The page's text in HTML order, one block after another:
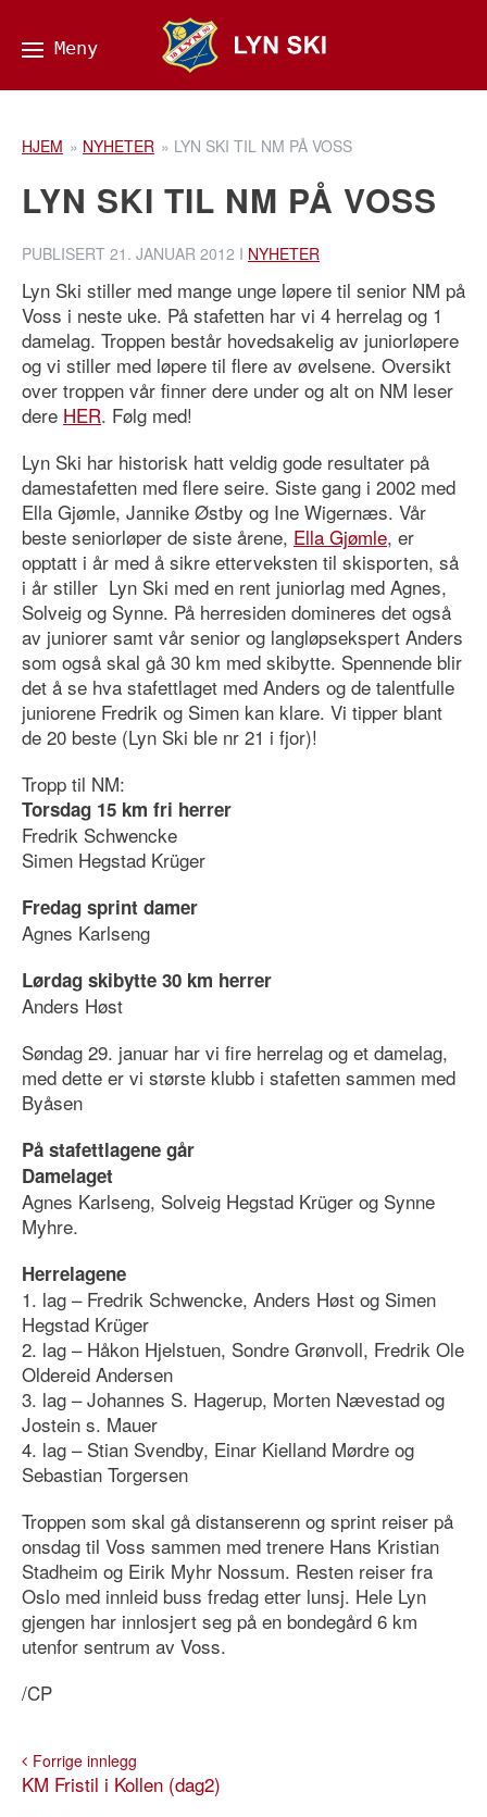
HJEM » NYHETER » LYN SKI TIL NM PÅ VOSS
LYN SKI TIL NM PÅ VOSS
PUBLISERT 21. JANUAR 2012 I NYHETER
Lyn Ski stiller med mange unge løpere til senior NM på
Voss i neste uke. På stafetten har vi 4 herrelag og 1
damelag. Troppen består hovedsakelig av juniorløpere
og vi stiller med løpere til flere av øvelsene. Oversikt
over troppen vår finner dere under og alt on NM leser
dere HER. Følg med!
Lyn Ski har historisk hatt veldig gode resultater på
damestafetten med flere seire. Siste gang i 2002 med
Ella Gjømle, Jannike Østby og Ine Wigernæs. Vår
beste seniorløper de siste årene, Ella Gjømle, er
opptatt i år med å sikre etterveksten til skisporten, så
i år stiller Lyn Ski med en rent juniorlag med Agnes,
Solveig og Synne. På herresiden domineres det også
av juniorer samt vår senior og langløpsekspert Anders
som også skal gå 30 km med skibytte. Spennende blir
det å se hva stafettlaget med Anders og de talentfulle
juniorene Fredrik og Simen kan klare. Vi tipper blant
de 20 beste (Lyn Ski ble nr 21 i fjor)!
Tropp til NM:
Torsdag 15 km fri herrer
Fredrik Schwencke
Simen Hegstad Krüger
Fredag sprint damer
Agnes Karlseng
Lørdag skibytte 30 km herrer
Anders Høst
Søndag 29. januar har vi fire herrelag og et damelag,
med dette er vi største klubb i stafetten sammen med
Byåsen
På stafettlagene går
Damelaget
Agnes Karlseng, Solveig Hegstad Krüger og Synne
Myhre.
Herrelagene
1. lag – Fredrik Schwencke, Anders Høst og Simen
Hegstad Krüger
2. lag – Håkon Hjelstuen, Sondre Grønvoll, Fredrik Ole
Oldereid Andersen
3. lag – Johannes S. Hagerup, Morten Nævestad og
Jostein s. Mauer
4. lag – Stian Svendby, Einar Kielland Mørdre og
Sebastian Torgersen
Troppen som skal gå distanserenn og sprint reiser på
onsdag til Voss sammen med trenere Hans Kristian
Stadheim og Eirik Myhr Nossum. Resten reiser fra
Oslo med innleid buss fredag etter lunsj. Hele Lyn
gjengen har innlosjert seg på en bondegård 6 km
utenfor sentrum av Voss.
/CP
Forrige innlegg
KM Fristil i Kollen (dag2)